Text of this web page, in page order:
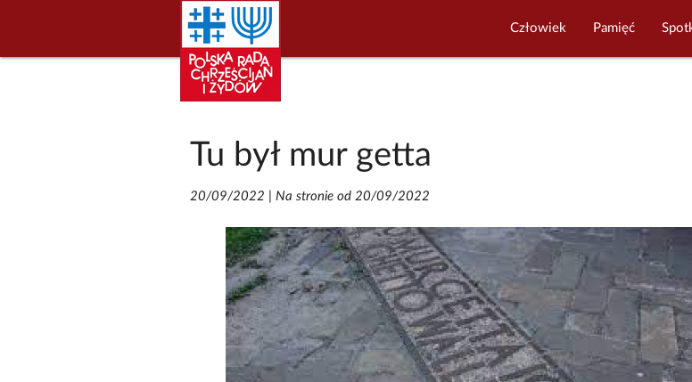
Człowiek Pamięć
Tu był mur getta
20/09/2022 Na stronie od 20/09/2022